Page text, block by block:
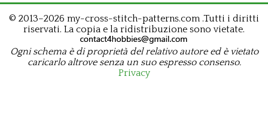
© 2013–2026 my-cross-stitch-patterns.com .Tutti i diritti
riservati. La copia e la ridistribuzione sono vietate.
Ogni schema è di proprietà del relativo autore ed è vietato
caricarlo altrove senza un suo espresso consenso.
Privacy